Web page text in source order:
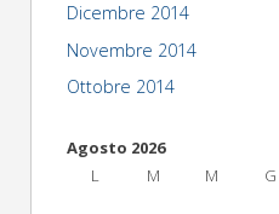
Dicembre 2014
Novembre 2014
Ottobre 2014
Agosto 2026
L
M M G